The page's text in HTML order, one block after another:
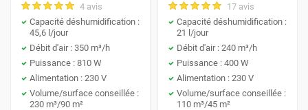
4 avis
Capacité déshumidification :
45,6 l/jour
Débit d'air : 350 m³/h
Puissance : 810 W
Alimentation : 230 V
Volume/surface conseillée :
230 m³/90 m²
17 avis
Capacité déshumidification :
21 l/jour
Débit d'air : 240 m³/h
Puissance : 400 W
Alimentation : 230 V
Volume/surface conseillée :
110 m³/45 m²